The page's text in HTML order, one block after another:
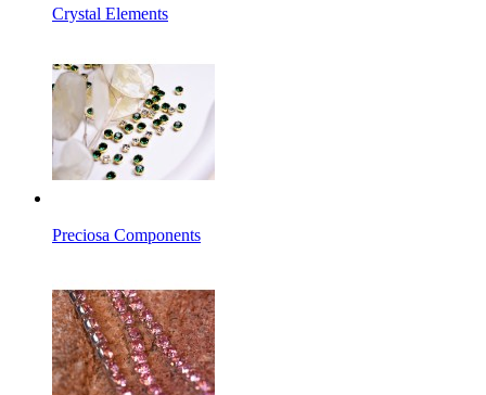
Crystal Elements
Preciosa Components